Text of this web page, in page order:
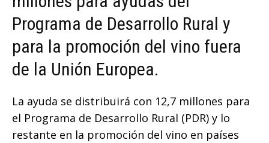
Programa de Desarrollo Rural y
para la promoción del vino fuera
de la Unión Europea.
La ayuda se distribuirá con 12,7 millones para
el Programa de Desarrollo Rural (PDR) y lo
restante en la promoción del vino en países